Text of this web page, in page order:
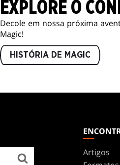
EXPLORE O
Decole em nossa próxima
Magic!
HISTÓRIA DE MAGIC
Artigos